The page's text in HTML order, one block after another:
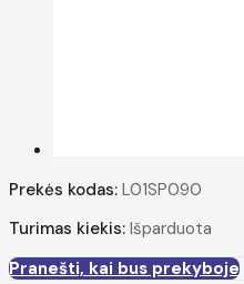
Prekės kodas: L01SP090
Turimas kiekis: Išparduota
Pranešti, kai bus prekyboje